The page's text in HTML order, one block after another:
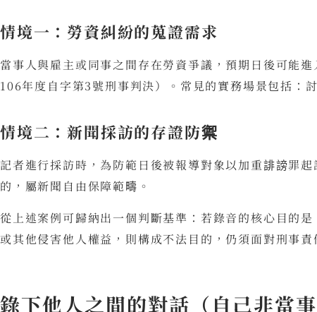
情境一：勞資糾紛的蒐證需求
當事人與雇主或同事之間存在勞資爭議，預期日後可能
106年度自字第3號刑事判決）。常見的實務場景包括：
情境二：新聞採訪的存證防禦
記者進行採訪時，為防範日後被報導對象以加重誹謗罪
的，屬新聞自由保障範疇。
從上述案例可歸納出一個判斷基準：若錄音的核心目的
或其他侵害他人權益，則構成不法目的，仍須面對刑事責
錄下他人之間的對話（自己非當